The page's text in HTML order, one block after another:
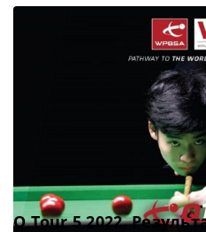
1/16 финала 1/8 финала 1/4
Q Tour 5 2022.